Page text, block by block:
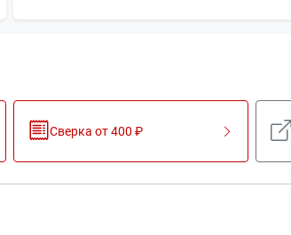
Сверка от 400 ₽